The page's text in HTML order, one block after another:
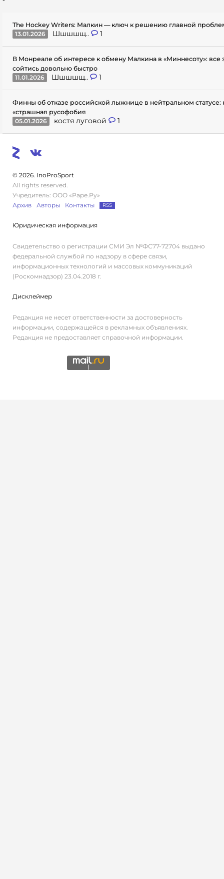
The Hockey Writers: Малкин — ключ к решению главной
13.01.2026
Шшшшщ.. 1
В Монреале об интересе к обмену Малкина в «Миннесоту»: все
сойтись довольно быстро
11.01.2026
Шшшшщ.. 1
Финны об отказе российской лыжнице в нейтральном статусе:
«страшная русофобия
05.01.2026
костя луговой 1
© 2026. InoProSport
All rights reserved.
Учредитель: ООО «Раре.Ру»
Архив
Авторы Контакты RSS
Юридическая информация
Свидетельство о регистрации СМИ Эл №ФС77-72704 выдано
федеральной службой по надзору в сфере связи,
информационных технологий и массовых коммуникаций
(Роскомнадзор) 23.04.2018 г.
Дисклеймер
Редакция не несет ответственности за достоверность
информации, содержащейся в рекламных объявлениях.
Редакция не предоставляет справочной информации.